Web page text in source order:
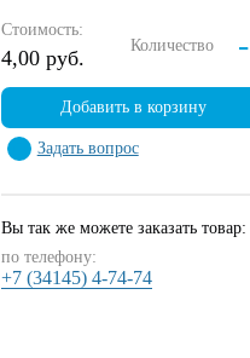
Стоимость:
4,00 руб.
Количество -
Добавить в корзину
Задать вопрос
Вы так же можете заказать товар:
по телефону:
+7 (34145) 4-74-74